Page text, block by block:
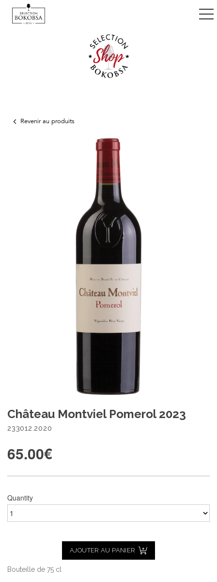
navigation
Revenir au produits
Château Montviel Pomerol 2023
233012.2020
65.00€
Quantity
AJOUTER AU PANIER
Bouteille de 75 cl